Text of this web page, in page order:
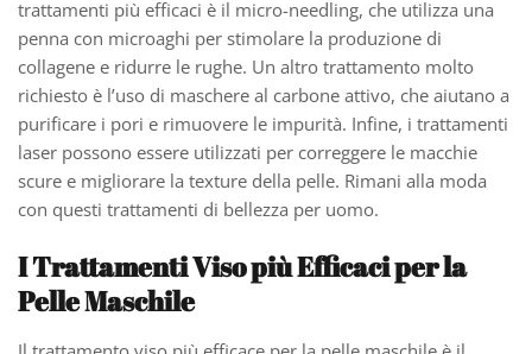
trattamenti più efficaci è il micro-needling, che utilizza una
penna con microaghi per stimolare la produzione di
collagene e ridurre le rughe. Un altro trattamento molto
richiesto è l’uso di maschere al carbone attivo, che aiutano a
purificare i pori e rimuovere le impurità. Infine, i trattamenti
laser possono essere utilizzati per correggere le macchie
scure e migliorare la texture della pelle. Rimani alla moda
con questi trattamenti di bellezza per uomo.
I Trattamenti Viso più Efficaci per la
Pelle Maschile